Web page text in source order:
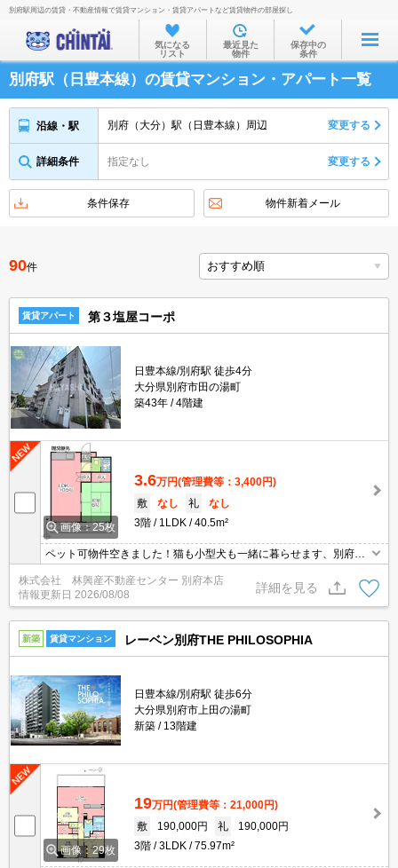
お部屋を探す
沿線・駅から
住所から
家賃相場から
物件特集から
不動産会社から
TOP
別府駅周辺の賃貸・不動産情報で賃貸マンション・賃貸アパートなど賃貸物件の部屋探し
気になる
リスト
最近見た
物件
保存中の
条件
別府駅（日豊本線）の賃貸マンション・アパート一覧
沿線・駅 別府（大分）駅（日豊本線）周辺 変更する
詳細条件 指定なし 変更する
条件保存 物件新着メール
90件
賃貸アパート 第３塩屋コーポ
日豊本線/別府駅 徒歩4分
大分県別府市田の湯町
築43年
4階建
画像：25枚
3.6万円(管理費等：3,400円)
敷
なし 礼
なし
3階
1LDK 40.5m²
ペット可物件空きました！猫も小型犬も一緒に暮らせます、別府駅
まで徒歩6分
株式会社 林興産不動産センター 別府本店
情報更新日 2026/08/08
詳細を見る
新築 賃貸マンション レーベン別府THE PHILOSOPHIA
日豊本線/別府駅 徒歩6分
大分県別府市上田の湯町
新築
13階建
画像：29枚
19万円(管理費等：21,000円)
敷
190,000円 礼
190,000円
3階
3LDK 75.97m²